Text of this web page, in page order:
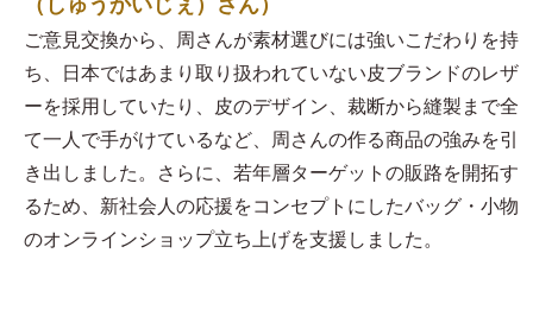
ご意見交換から、周さんが素材選びには強いこだわりを持
ち、日本ではあまり取り扱われていない皮ブランドのレザ
ーを採用していたり、皮のデザイン、裁断から縫製まで全
て一人で手がけているなど、周さんの作る商品の強みを引
き出しました。さらに、若年層ターゲットの販路を開拓す
るため、新社会人の応援をコンセプトにしたバッグ・小物
のオンラインショップ立ち上げを支援しました。